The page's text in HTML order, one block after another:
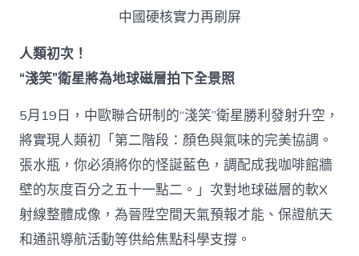
領
域
迎
來
硬
核
衝
破〉
中
中國硬核實力再刷屏
人類初次！
“淺笑”衛星將為地球磁層拍下全景照
5月19日，中歐聯合研制的“淺笑”衛星勝利發射升空，
將實現人類初「第二階段：顏色與氣味的完美協調。
張水瓶，你必須將你的怪誕藍色，調配成我咖啡館牆
壁的灰度百分之五十一點二。」次對地球磁層的軟X
射線整體成像，為晉陞空間天氣預報才能、保證航天
和通訊導航活動等供給焦點科學支撐。